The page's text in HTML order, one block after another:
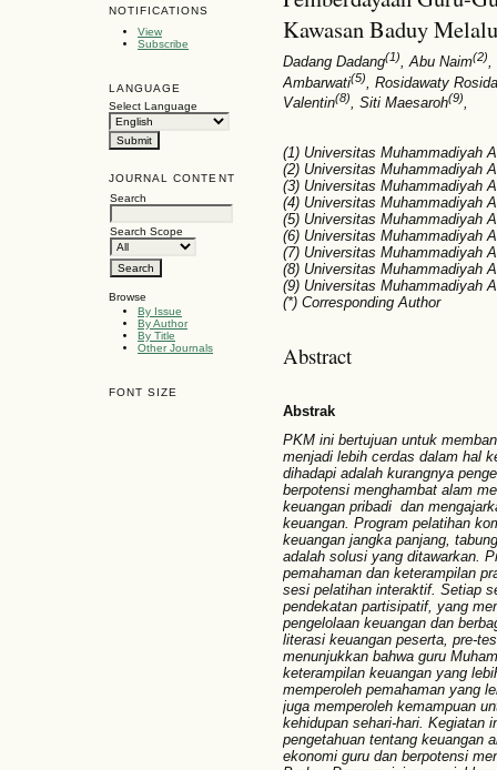
NOTIFICATIONS
View
Subscribe
LANGUAGE
Select Language
JOURNAL CONTENT
Search
Search Scope
Browse
By Issue
By Author
By Title
Other Journals
FONT SIZE
Kawasan Baduy
Dadang Dadang(1), Abu Naim(2),
Ambarwati(5)
, Rosidawaty
Valentin(8) , Siti Maesaroh(9)
(1) Universitas Muhammadiyah
(2) Universitas Muhammadiyah
(3) Universitas Muhammadiyah
(4) Universitas Muhammadiyah
(5) Universitas Muhammadiyah
(6) Universitas Muhammadiyah
(7) Universitas Muhammadiyah
(8) Universitas Muhammadiyah
(9) Universitas Muhammadiyah
(*) Corresponding Author
Abstract
Abstrak
PKM ini bertujuan untuk
menjadi lebih cerdas dalam hal
dihadapi adalah kurangnya
berpotensi menghambat alam
keuangan pribadi dan
keuangan. Program pelatihan
keuangan jangka panjang,
adalah solusi yang ditawarkan.
pemahaman dan keterampilan
sesi pelatihan interaktif. Setiap
pendekatan partisipatif, yang
pengelolaan keuangan dan
literasi keuangan peserta, pre-
menunjukkan bahwa guru
keterampilan keuangan yang
memperoleh pemahaman yang
juga memperoleh kemampuan
kehidupan sehari-hari. Kegiatan
pengetahuan tentang keuangan
ekonomi guru dan berpotensi